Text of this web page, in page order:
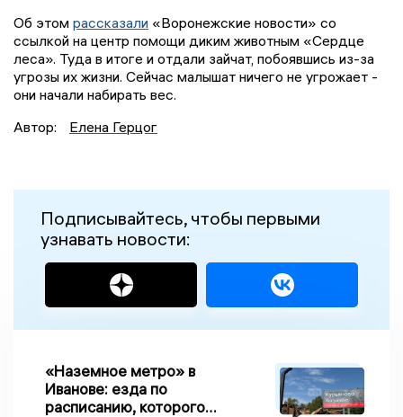
Об этом рассказали «Воронежские новости» со
ссылкой на центр помощи диким животным «Сердце
леса». Туда в итоге и отдали зайчат, побоявшись из-за
угрозы их жизни. Сейчас малышат ничего не угрожает -
они начали набирать вес.
Автор:
Елена Герцог
Подписывайтесь, чтобы первыми
узнавать новости:
«Наземное метро» в
Иванове: езда по
расписанию, которого